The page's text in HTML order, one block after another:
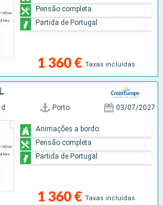
1 360 € Taxas incluídas
Pensão completa
Partida de Portugal
Porto 03/07/2027
1 360 € Taxas incluídas
Animações a bordo:
Pensão completa
Partida de Portugal